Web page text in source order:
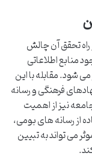
تحقق آن چالش
منابع اطلاعاتی
شود. مقابله با این
فرهنگی و رسانه
نیز از اهمیت
از رسانه های بومی،
می تواند به تبیین